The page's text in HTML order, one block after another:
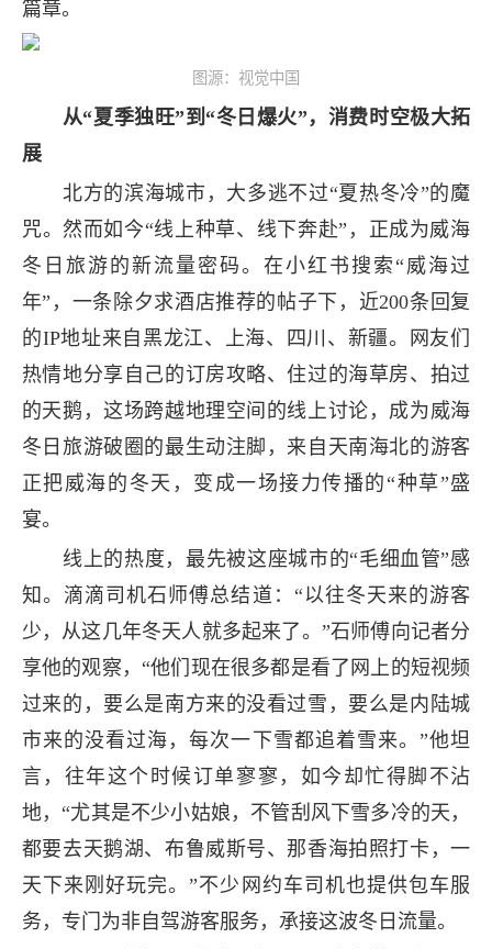
篇章。
图源：视觉中国
从“夏季独旺”到“冬日爆火”，消费时空极大拓
展
北方的滨海城市，大多逃不过“夏热冬冷”的魔
咒。然而如今“线上种草、线下奔赴”，正成为威海
冬日旅游的新流量密码。在小红书搜索“威海过
年”，一条除夕求酒店推荐的帖子下，近200条回复
的IP地址来自黑龙江、上海、四川、新疆。网友们
热情地分享自己的订房攻略、住过的海草房、拍过
的天鹅，这场跨越地理空间的线上讨论，成为威海
冬日旅游破圈的最生动注脚，来自天南海北的游客
正把威海的冬天，变成一场接力传播的“种草”盛
宴。
线上的热度，最先被这座城市的“毛细血管”感
知。滴滴司机石师傅总结道：“以往冬天来的游客
少，从这几年冬天人就多起来了。”石师傅向记者分
享他的观察，“他们现在很多都是看了网上的短视频
过来的，要么是南方来的没看过雪，要么是内陆城
市来的没看过海，每次一下雪都追着雪来。”他坦
言，往年这个时候订单寥寥，如今却忙得脚不沾
地，“尤其是不少小姑娘，不管刮风下雪多冷的天，
都要去天鹅湖、布鲁威斯号、那香海拍照打卡，一
天下来刚好玩完。”不少网约车司机也提供包车服
务，专门为非自驾游客服务，承接这波冬日流量。